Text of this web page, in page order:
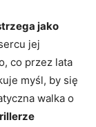
jako
jej
co przez lata
myśl, by się
walka o